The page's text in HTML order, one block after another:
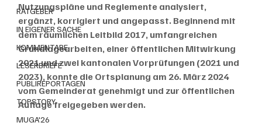
RATGEBER
IN EIGENER SACHE
KOMMENTARE
LESERBRIEFE
PUBLIREPORTAGEN
TOPSTORY
MUGA'26
Nutzungspläne und Reglemente analysiert,
ergänzt, korrigiert und angepasst. Beginnend mit
dem räumlichen Leitbild 2017, umfangreichen
Grundlagearbeiten, einer öffentlichen Mitwirkung
2021 und zwei kantonalen Vorprüfungen (2021 und
2023), konnte die Ortsplanung am 26. März 2024
vom Gemeinderat genehmigt und zur öffentlichen
Auflage freigegeben werden.